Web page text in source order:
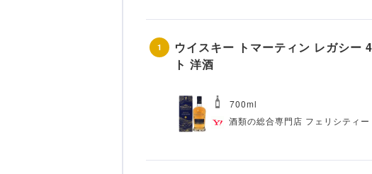
1
ウイスキー トマーティン レガシー
ト 洋酒
700ml
酒類の総合専門店 フェリシティー